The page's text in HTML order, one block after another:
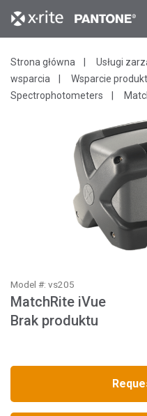
Strona główna
Usługi
wsparcia
Wsparcie
Spectrophotometers
Model #: vs205
MatchRite iVue
Brak produktu